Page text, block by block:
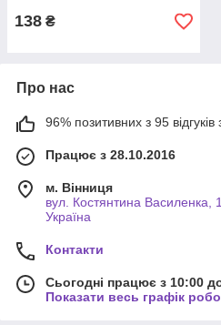
138 ₴
Про нас
96% позитивних з 95 відгуків
Працює з 28.10.2016
м. Вінниця
вул. Костянтина Василенка,
Україна
Контакти
Сьогодні працює з 10:00
Показати весь графік